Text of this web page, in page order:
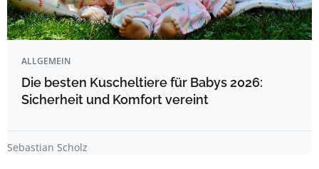
ALLGEMEIN
Die besten Kuscheltiere für Babys 2026:
Sicherheit und Komfort vereint
Sebastian Scholz